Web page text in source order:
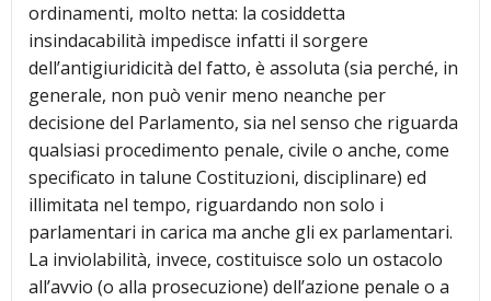
ordinamenti, molto netta: la cosiddetta
insindacabilità impedisce infatti il sorgere
dell’antigiuridicità del fatto, è assoluta (sia perché, in
generale, non può venir meno neanche per
decisione del Parlamento, sia nel senso che riguarda
qualsiasi procedimento penale, civile o anche, come
specificato in talune Costituzioni, disciplinare) ed
illimitata nel tempo, riguardando non solo i
parlamentari in carica ma anche gli ex parlamentari.
La inviolabilità, invece, costituisce solo un ostacolo
all’avvio (o alla prosecuzione) dell’azione penale o a